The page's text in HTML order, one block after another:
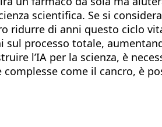
scientifica. Se si
ridurre di anni questo ciclo
processo totale,
l’IA per la scienza, è
come il cancro, è